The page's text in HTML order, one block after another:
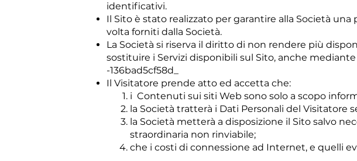
identificativi.
Il Sito è stato realizzato per garantire alla Società
volta forniti dalla Società.
La Società si riserva il diritto di non rendere più
sostituire i Servizi disponibili sul Sito, anche
-136bad5cf58d_
Il Visitatore prende atto ed accetta che:
i Contenuti sui siti Web sono solo a scopo
la Società tratterà i Dati Personali del Visitatore
la Società metterà a disposizione il Sito salvo
straordinaria non rinviabile;
che i costi di connessione ad Internet, e quelli